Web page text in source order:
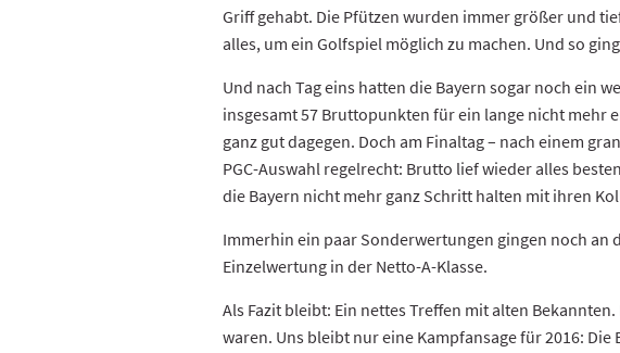
Griff gehabt. Die Pfützen wurden immer größer und
alles, um ein Golfspiel möglich zu machen. Und so
Und nach Tag eins hatten die Bayern sogar noch ein
insgesamt 57 Bruttopunkten für ein lange nicht mehr
ganz gut dagegen. Doch am Finaltag – nach einem
PGC-Auswahl regelrecht: Brutto lief wieder alles
die Bayern nicht mehr ganz Schritt halten mit ihren
Immerhin ein paar Sonderwertungen gingen noch an
Einzelwertung in der Netto-A-Klasse.
Als Fazit bleibt: Ein nettes Treffen mit alten
waren. Uns bleibt nur eine Kampfansage für 2016: